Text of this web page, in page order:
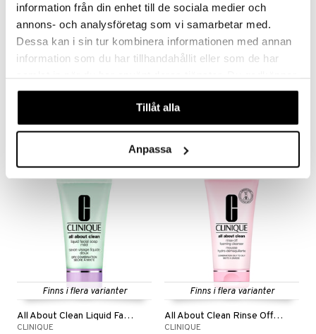
information från din enhet till de sociala medier och
annons- och analysföretag som vi samarbetar med.
Dessa kan i sin tur kombinera informationen med annan
information som du har tillhandahållit eller som de har
våra cookies vid fortsatt användande av vår webbplats.
Tillåt alla
Anpassa
NIVEA NIVEA
Finns i flera varianter
All About Clean Liquid Facial Soap Mild
CLINIQUE
Finns i flera varianter
All About Clean Rinse Off Foaming Cleanser
CLINIQUE